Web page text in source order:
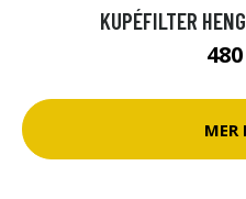
KUPÉFILTER
MER